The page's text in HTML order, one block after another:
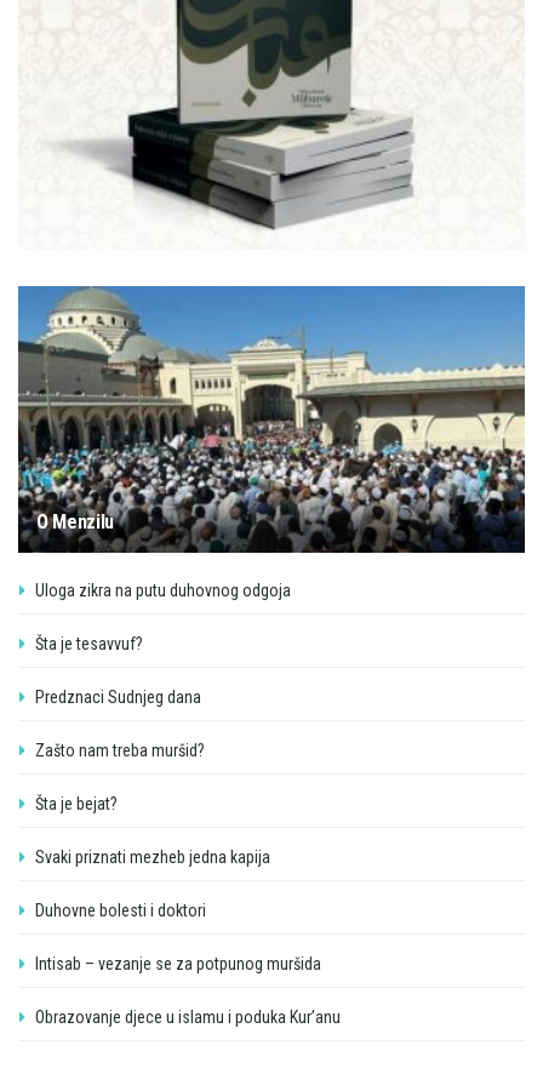
O Menzilu
Uloga zikra na putu duhovnog odgoja
Šta je tesavvuf?
Predznaci Sudnjeg dana
Zašto nam treba muršid?
Šta je bejat?
Svaki priznati mezheb jedna kapija
Duhovne bolesti i doktori
Intisab – vezanje se za potpunog muršida
Obrazovanje djece u islamu i poduka Kur’anu